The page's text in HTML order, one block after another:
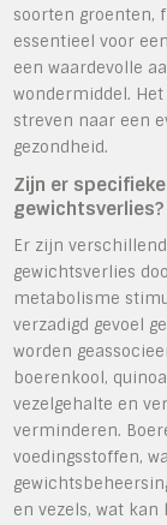
soorten groenten,
essentieel voor
een waardevolle
wondermiddel.
streven naar een
gezondheid.
Zijn er
gewichtsverlies?
Er zijn
gewichtsverlies
metabolisme
verzadigd gevoel
worden
boerenkool,
vezelgehalte en
verminderen.
voedingsstoffen,
en vezels, wat